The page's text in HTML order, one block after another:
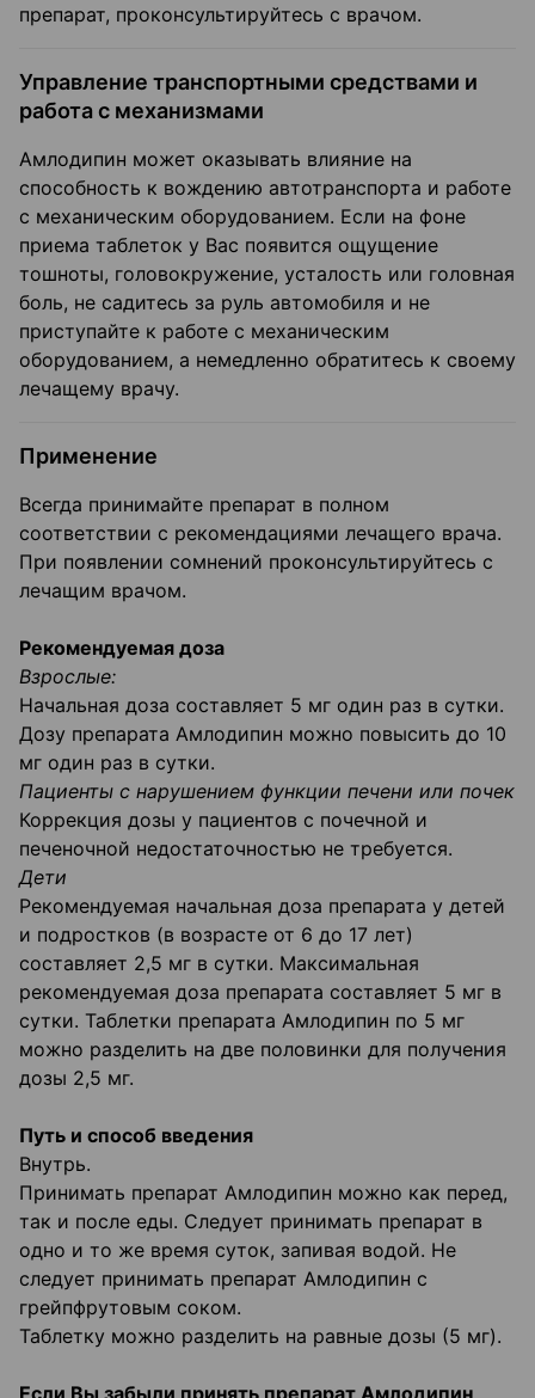
препарат, проконсультируйтесь с врачом.
Управление транспортными средствами и
работа с механизмами
Амлодипин может оказывать влияние на
способность к вождению автотранспорта и работе
с механическим оборудованием. Если на фоне
приема таблеток у Вас появится ощущение
тошноты, головокружение, усталость или головная
боль, не садитесь за руль автомобиля и не
приступайте к работе с механическим
оборудованием, а немедленно обратитесь к своему
лечащему врачу.
Применение
Всегда принимайте препарат в полном
соответствии с рекомендациями лечащего врача.
При появлении сомнений проконсультируйтесь с
лечащим врачом.
Рекомендуемая доза
Взрослые:
Начальная доза составляет 5 мг один раз в сутки.
Дозу препарата Амлодипин можно повысить до 10
мг один раз в сутки.
Пациенты с нарушением функции печени или почек
Коррекция дозы у пациентов с почечной и
печеночной недостаточностью не требуется.
Дети
Рекомендуемая начальная доза препарата у детей
и подростков (в возрасте от 6 до 17 лет)
составляет 2,5 мг в сутки. Максимальная
рекомендуемая доза препарата составляет 5 мг в
сутки. Таблетки препарата Амлодипин по 5 мг
можно разделить на две половинки для получения
дозы 2,5 мг.
Путь и способ введения
Внутрь.
Принимать препарат Амлодипин можно как перед,
так и после еды. Следует принимать препарат в
одно и то же время суток, запивая водой. Не
следует принимать препарат Амлодипин с
грейпфрутовым соком.
Таблетку можно разделить на равные дозы (5 мг).